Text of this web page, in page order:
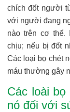
chích đốt người
với người đang
nào trên cơ thể.
chịu; nếu bị đốt
Các loại bọ chét
máu thường gây
Các loài
nó đối với